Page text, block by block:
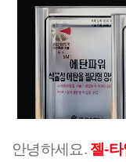
안녕하세요. 젤-